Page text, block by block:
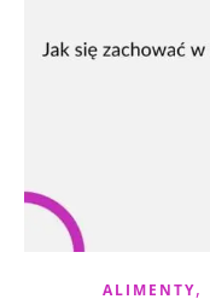
ALIMENTY,